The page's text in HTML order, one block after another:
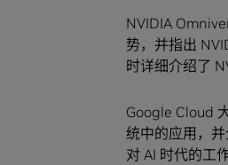
NVIDIA
势，并指出
时详细介绍了
Google Cloud
统中的应用，
对 AI 时代的工